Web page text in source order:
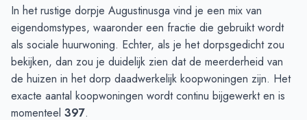
In het rustige dorpje Augustinusga vind je een mix van
eigendomstypes, waaronder een fractie die gebruikt wordt
als sociale huurwoning. Echter, als je het dorpsgedicht zou
bekijken, dan zou je duidelijk zien dat de meerderheid van
de huizen in het dorp daadwerkelijk koopwoningen zijn. Het
exacte aantal koopwoningen wordt continu bijgewerkt en is
momenteel 397.